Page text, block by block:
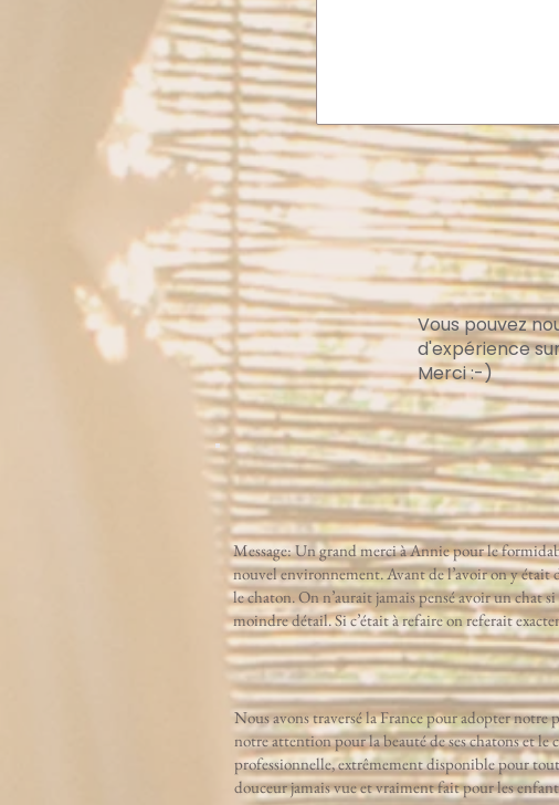
Vous pouvez
d'expérience
Merci :-)
Message: Un grand merci à Annie pour le
nouvel environnement. Avant de l’avoir on y était
le chaton. On n’aurait jamais pensé avoir un chat
moindre détail. Si c’était à refaire on referait
Nous avons traversé la France pour adopter
notre attention pour la beauté de ses chatons et le
professionnelle, extrêmement disponible pour
douceur jamais vue et vraiment fait pour les